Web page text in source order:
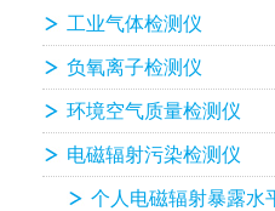
工业气体检测仪
负氧离子检测仪
环境空气质量检测仪
电磁辐射污染检测仪
个人电磁辐射暴露水